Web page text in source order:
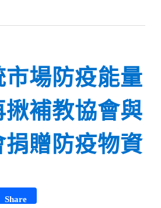
場防疫能量
揪補教協會與
捐贈防疫物資
Share